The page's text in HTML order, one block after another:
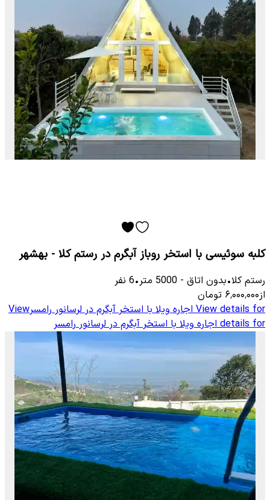
کلبه سوئیسی با استخر روباز آبگرم در رستم کلا - بهشهر
رستم کلا•بدون اتاق -
5000 متر•
6 نفر
از۶٬۰۰۰٬۰۰۰ تومان
View details for اجاره ویلا با استخر آبگرم در لرسانور رامسرView
details for اجاره ویلا با استخر آبگرم در لرسانور رامسر